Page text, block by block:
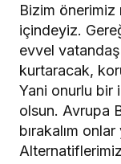
Bizim
içindeyiz.
evvel
kurtaracak,
Yani onurlu bir
olsun. Avrupa
bırakalım